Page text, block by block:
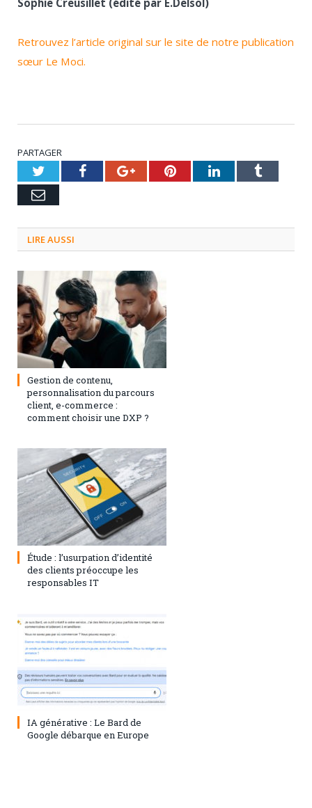
Sophie Creusillet (édité par E.Delsol)
Retrouvez l’article original sur le site de notre publication
sœur Le Moci.
PARTAGER
TwitterFacebookGoogle+PinterestLinkedInTumblr
Email
LIRE AUSSI
3 septembre 2024
Gestion de contenu,
personnalisation du parcours
client, e-commerce :
comment choisir une DXP ?
1 août 2023 0
Étude : l’usurpation d’identité
des clients préoccupe les
responsables IT
28 juillet 2023 0
IA générative : Le Bard de
Google débarque en Europe